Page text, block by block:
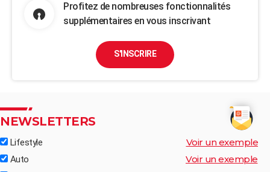
Profitez de nombreuses fonctionnalités
supplémentaires en vous inscrivant
S'INSCRIRE
NEWSLETTERS
Lifestyle Voir un exemple
Auto Voir un exemple